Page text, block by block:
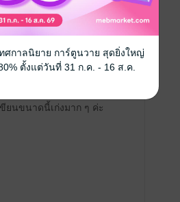
อกไม่ม่า แต่ก็มีนะช่วง
วงหลัง ๆ รู้สึกติด ๆ
ยนขนาดนี้เก่งมาก ๆ ค่ะ
ศกาลนิยาย การ์ตูนวาย สุดยิ่งใหญ่
ตั้งแต่วันที่ 31 ก.ค. - 16 ส.ค.